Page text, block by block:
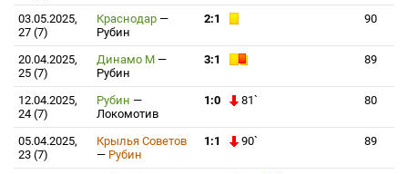
03.05.2025,
27 (7)
Краснодар —
Рубин
2:1 90
20.04.2025,
25 (7)
Динамо М —
Рубин
3:1 89
12.04.2025,
24 (7)
Рубин —
Локомотив
1:0 81` 80
05.04.2025,
23 (7)
Крылья Советов
— Рубин
1:1 90` 89